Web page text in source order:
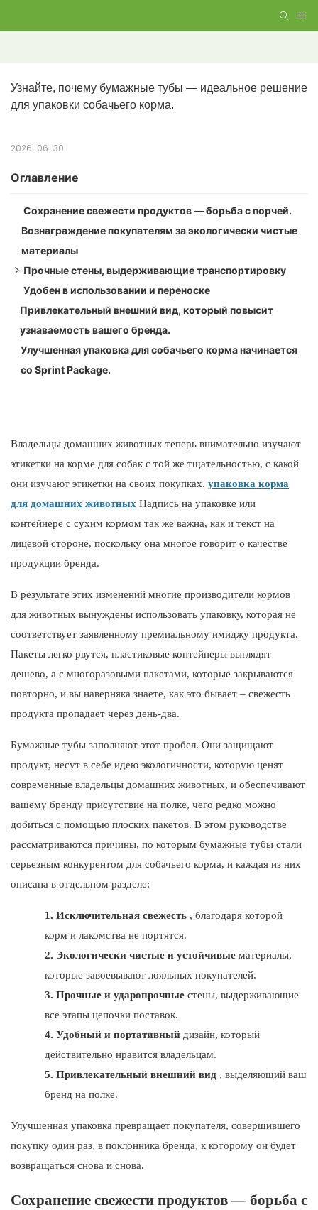
Узнайте, почему бумажные тубы — идеальное решение
для упаковки собачьего корма.
2026-06-30
Оглавление
Сохранение свежести продуктов — борьба с порчей.
Вознаграждение покупателям за экологически чистые
материалы
Прочные стены, выдерживающие транспортировку
Создан, чтобы выдерживать удары
Удобен в использовании и переноске
Привлекательный внешний вид, который повысит
узнаваемость вашего бренда.
Улучшенная упаковка для собачьего корма начинается
со Sprint Package.
Владельцы домашних животных теперь внимательно изучают
этикетки на корме для собак с той же тщательностью, с какой
они изучают этикетки на своих покупках. упаковка корма
для домашних животных Надпись на упаковке или
контейнере с сухим кормом так же важна, как и текст на
лицевой стороне, поскольку она многое говорит о качестве
продукции бренда.
В результате этих изменений многие производители кормов
для животных вынуждены использовать упаковку, которая не
соответствует заявленному премиальному имиджу продукта.
Пакеты легко рвутся, пластиковые контейнеры выглядят
дешево, а с многоразовыми пакетами, которые закрываются
повторно, и вы наверняка знаете, как это бывает – свежесть
продукта пропадает через день-два.
Бумажные тубы заполняют этот пробел. Они защищают
продукт, несут в себе идею экологичности, которую ценят
современные владельцы домашних животных, и обеспечивают
вашему бренду присутствие на полке, чего редко можно
добиться с помощью плоских пакетов. В этом руководстве
рассматриваются причины, по которым бумажные тубы стали
серьезным конкурентом для собачьего корма, и каждая из них
описана в отдельном разделе:
1. Исключительная свежесть , благодаря которой
корм и лакомства не портятся.
2. Экологически чистые и устойчивые материалы,
которые завоевывают лояльных покупателей.
3. Прочные и ударопрочные стены, выдерживающие
все этапы цепочки поставок.
4. Удобный и портативный дизайн, который
действительно нравится владельцам.
5. Привлекательный внешний вид , выделяющий ваш
бренд на полке.
Улучшенная упаковка превращает покупателя, совершившего
покупку один раз, в поклонника бренда, к которому он будет
возвращаться снова и снова.
Сохранение свежести продуктов — борьба с